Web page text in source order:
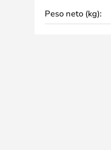
Peso neto (kg):